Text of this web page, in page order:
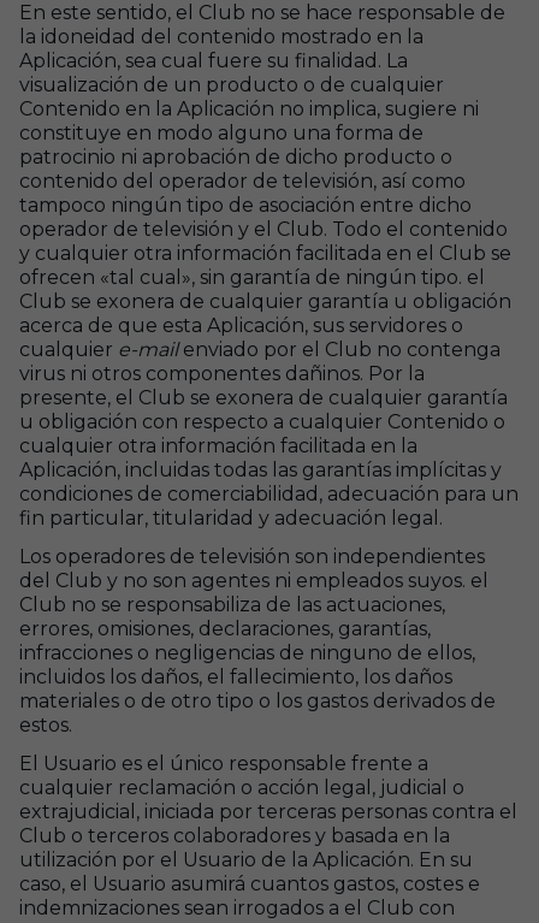
En este sentido, el Club no se hace responsable de
la idoneidad del contenido mostrado en la
Aplicación, sea cual fuere su finalidad. La
visualización de un producto o de cualquier
Contenido en la Aplicación no implica, sugiere ni
constituye en modo alguno una forma de
patrocinio ni aprobación de dicho producto o
contenido del operador de televisión, así como
tampoco ningún tipo de asociación entre dicho
operador de televisión y el Club. Todo el contenido
y cualquier otra información facilitada en el Club se
ofrecen «tal cual», sin garantía de ningún tipo. el
Club se exonera de cualquier garantía u obligación
acerca de que esta Aplicación, sus servidores o
cualquier e-mailenviado por el Club no contenga
virus ni otros componentes dañinos. Por la
presente, el Club se exonera de cualquier garantía
u obligación con respecto a cualquier Contenido o
cualquier otra información facilitada en la
Aplicación, incluidas todas las garantías implícitas y
condiciones de comerciabilidad, adecuación para un
fin particular, titularidad y adecuación legal.
Los operadores de televisión son independientes
del Club y no son agentes ni empleados suyos. el
Club no se responsabiliza de las actuaciones,
errores, omisiones, declaraciones, garantías,
infracciones o negligencias de ninguno de ellos,
incluidos los daños, el fallecimiento, los daños
materiales o de otro tipo o los gastos derivados de
estos.
El Usuario es el único responsable frente a
cualquier reclamación o acción legal, judicial o
extrajudicial, iniciada por terceras personas contra el
Club o terceros colaboradores y basada en la
utilización por el Usuario de la Aplicación. En su
caso, el Usuario asumirá cuantos gastos, costes e
indemnizaciones sean irrogados a el Club con